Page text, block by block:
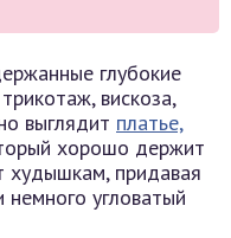
глубокие
вискоза,
выглядит платье,
хорошо держит
худышкам, придавая
немного угловатый